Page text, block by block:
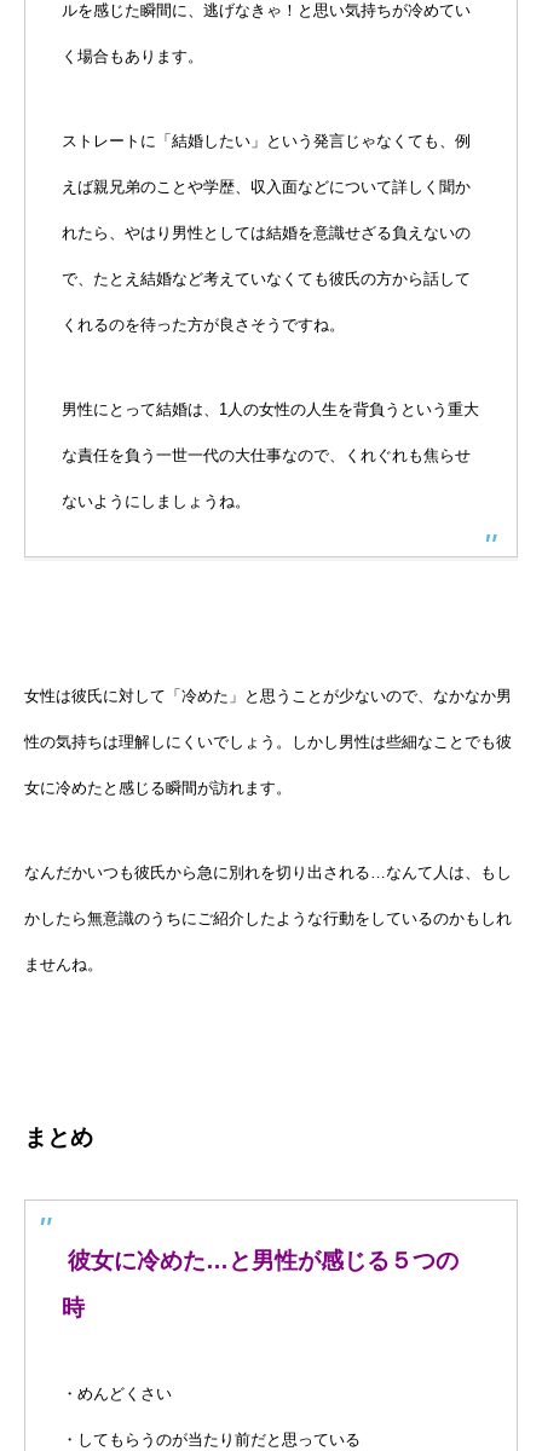
ルを感じた瞬間に、逃げなきゃ！と思い気持ちが冷めてい
く場合もあります。
ストレートに「結婚したい」という発言じゃなくても、例
えば親兄弟のことや学歴、収入面などについて詳しく聞か
れたら、やはり男性としては結婚を意識せざる負えないの
で、たとえ結婚など考えていなくても彼氏の方から話して
くれるのを待った方が良さそうですね。
男性にとって結婚は、1人の女性の人生を背負うという重大
な責任を負う一世一代の大仕事なので、くれぐれも焦らせ
ないようにしましょうね。
女性は彼氏に対して「冷めた」と思うことが少ないので、なかなか男
性の気持ちは理解しにくいでしょう。しかし男性は些細なことでも彼
女に冷めたと感じる瞬間が訪れます。
なんだかいつも彼氏から急に別れを切り出される…なんて人は、もし
かしたら無意識のうちにご紹介したような行動をしているのかもしれ
ませんね。
まとめ
彼女に冷めた…と男性が感じる５つの
時
・めんどくさい
・してもらうのが当たり前だと思っている